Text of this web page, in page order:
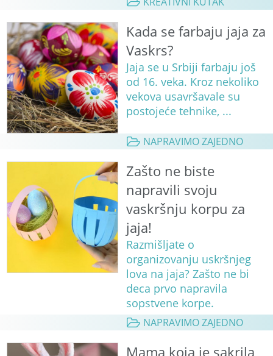
Kada se farbaju jaja za
Vaskrs?
Jaja se u Srbiji farbaju još
od 16. veka. Kroz nekoliko
vekova usavršavale su
postojeće tehnike, ...
NAPRAVIMO ZAJEDNO
Zašto ne biste
napravili svoju
vaskršnju korpu za
jaja!
Razmišljate o
organizovanju uskršnjeg
lova na jaja? Zašto ne bi
deca prvo napravila
sopstvene korpe.
NAPRAVIMO ZAJEDNO